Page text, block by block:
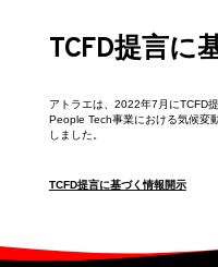
TCFD提言に
アトラエは、2022年7月にTCFD
People Tech事業における気候変
しました。
TCFD提言に基づく情報開示